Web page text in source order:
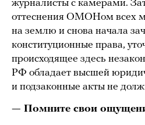
журналисты с камерами.
оттеснения ОМОНом всех
на землю и снова начала
конституционные права,
происходящее здесь
РФ обладает высшей
и подзаконные акты не
— Помните свои